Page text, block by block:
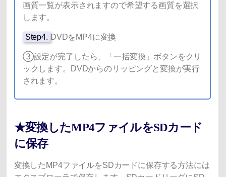
画質一覧が表示されますので希望する画質を選択
します。
Step4. DVDをMP4に変換
③設定が完了したら、「一括変換」ボタンをクリ
ックします。DVDからのリッピングと変換が実行
されます。
★変換したMP4ファイルをSDカード
に保存
変換したMP4ファイルをSDカードに保存する方法には